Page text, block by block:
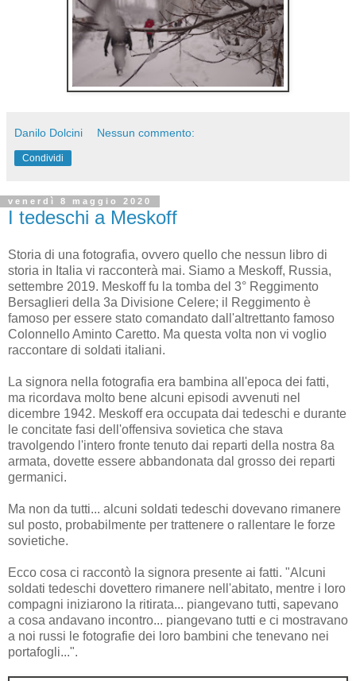
Danilo Dolcini Nessun commento:
Condividi
venerdì 8 maggio 2020
I tedeschi a Meskoff
Storia di una fotografia, ovvero quello che nessun libro di
storia in Italia vi racconterà mai. Siamo a Meskoff, Russia,
settembre 2019. Meskoff fu la tomba del 3° Reggimento
Bersaglieri della 3a Divisione Celere; il Reggimento è
famoso per essere stato comandato dall'altrettanto famoso
Colonnello Aminto Caretto. Ma questa volta non vi voglio
raccontare di soldati italiani.
La signora nella fotografia era bambina all'epoca dei fatti,
ma ricordava molto bene alcuni episodi avvenuti nel
dicembre 1942. Meskoff era occupata dai tedeschi e durante
le concitate fasi dell'offensiva sovietica che stava
travolgendo l'intero fronte tenuto dai reparti della nostra 8a
armata, dovette essere abbandonata dal grosso dei reparti
germanici.
Ma non da tutti... alcuni soldati tedeschi dovevano rimanere
sul posto, probabilmente per trattenere o rallentare le forze
sovietiche.
Ecco cosa ci raccontò la signora presente ai fatti. "Alcuni
soldati tedeschi dovettero rimanere nell'abitato, mentre i loro
compagni iniziarono la ritirata... piangevano tutti, sapevano
a cosa andavano incontro... piangevano tutti e ci mostravano
a noi russi le fotografie dei loro bambini che tenevano nei
portafogli...".